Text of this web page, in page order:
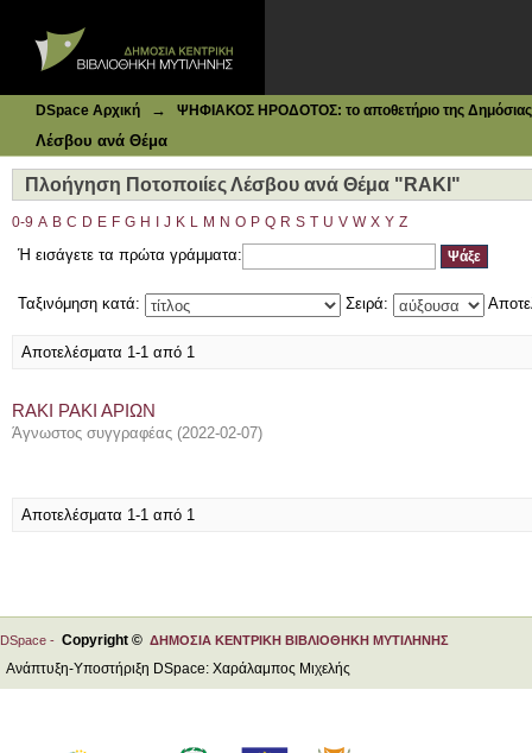
DSpace Αρχική → ΨΗΦΙΑΚΟΣ ΗΡΟΔΟΤΟΣ: το αποθετήριο της Δημόσιας
Λέσβου ανά Θέμα
Πλοήγηση Ποτοποιίες Λέσβου ανά Θέμα "RAKI"
0-9 A B C D E F G H J K L M N O P Q R S T U V W X Y Z
Ή εισάγετε τα πρώτα γράμματα:
Ταξινόμηση κατά: Σειρά:
Αποτελέσματα 1-1 από 1
RAKI ΡΑΚΙ ΑΡΙΩΝ
Άγνωστος συγγραφέας (2022-02-07)
Αποτελέσματα 1-1 από 1
DSpace - Copyright © ΔΗΜΟΣΙΑ ΚΕΝΤΡΙΚΗ ΒΙΒΛΙΟΘΗΚΗ ΜΥΤΙΛΗΝΗΣ
Ανάπτυξη-Υποστήριξη DSpace: Χαράλαμπος Μιχελής